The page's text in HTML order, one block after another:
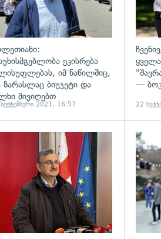
ეკისრება
იმ ნაწილშიც,
ზარასლაც ბიუჯეტი და
მივიღებთ
2021, 16:57
—
22